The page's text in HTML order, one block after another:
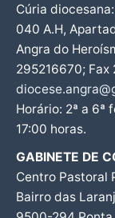
Cúria
040 A.H,
Angra do
295216670; Fax
Horário: 2ª a 6ª
17:00 horas.
GABINETE DE
Centro Pastoral
Bairro das